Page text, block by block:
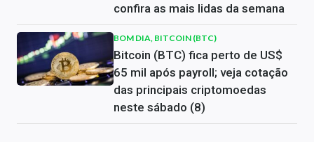
confira as mais lidas da semana
BOM DIA, BITCOIN (BTC)
Bitcoin (BTC) fica perto de US$
65 mil após payroll; veja cotação
das principais criptomoedas
neste sábado (8)